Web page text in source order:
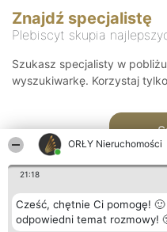
ORŁY Nieruchomości
21:18
Cześć, chętnie Ci pomogę!
odpowiedni temat rozmowy!
Znajdź specjalistę
Plebiscyt skupia
Szukasz specjalisty w
wyszukiwarkę. Korzystaj